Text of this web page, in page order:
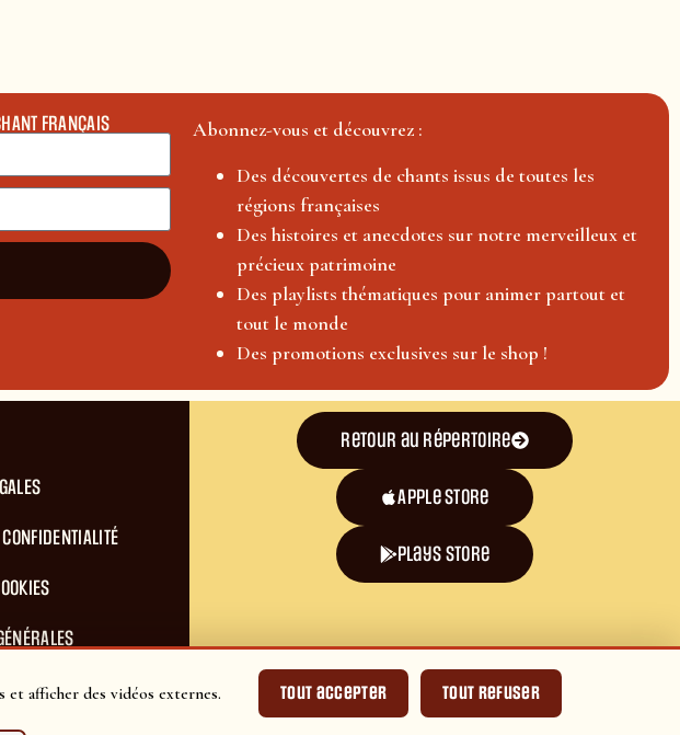
afficher des vidéos externes.
Tout accepter Tout refuser
FRANÇAIS
Abonnez-vous et découvrez :
Des découvertes de chants issus de toutes les
régions françaises
Des histoires et anecdotes sur notre merveilleux et
précieux patrimoine
Des playlists thématiques pour animer partout et
tout le monde
Des promotions exclusives sur le shop !
DE VENTES
Retour au répertoire
Apple Store
plays store